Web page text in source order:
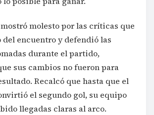
molesto por las críticas que
encuentro y defendió las
durante el partido,
sus cambios no fueron para
Recalcó que hasta que el
el segundo gol, su equipo
llegadas claras al arco.